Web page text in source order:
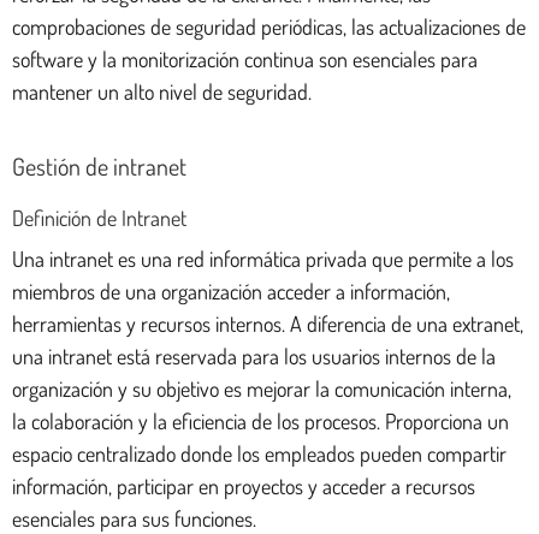
comprobaciones de seguridad periódicas, las actualizaciones de
software y la monitorización continua son esenciales para
mantener un alto nivel de seguridad.
Gestión de intranet
Definición de Intranet
Una intranet es una red informática privada que permite a los
miembros de una organización acceder a información,
herramientas y recursos internos. A diferencia de una extranet,
una intranet está reservada para los usuarios internos de la
organización y su objetivo es mejorar la comunicación interna,
la colaboración y la eficiencia de los procesos. Proporciona un
espacio centralizado donde los empleados pueden compartir
información, participar en proyectos y acceder a recursos
esenciales para sus funciones.